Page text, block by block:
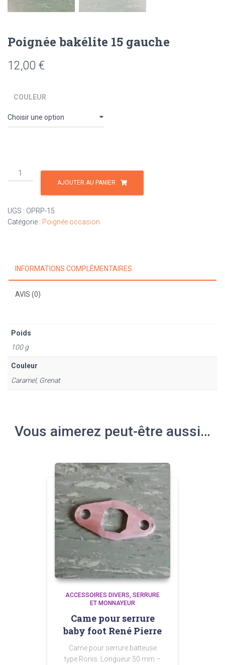
Poignée bakélite 15 gauche
12,00 €
COULEUR
quantité
de
15
gauche
AJOUTER AU PANIER
UGS : OPRP-15
Catégorie : Poignée occasion
INFORMATIONS COMPLÉMENTAIRES
AVIS (0)
Poids
100 g
Couleur
Caramel, Grenat
Vous aimerez peut-être aussi…
ACCESSOIRES DIVERS SERRURE
ET MONNAYEUR
Came pour serrure
baby foot René Pierre
Came pour serrure batteuse
type Ronis. Longueur 50 mm –